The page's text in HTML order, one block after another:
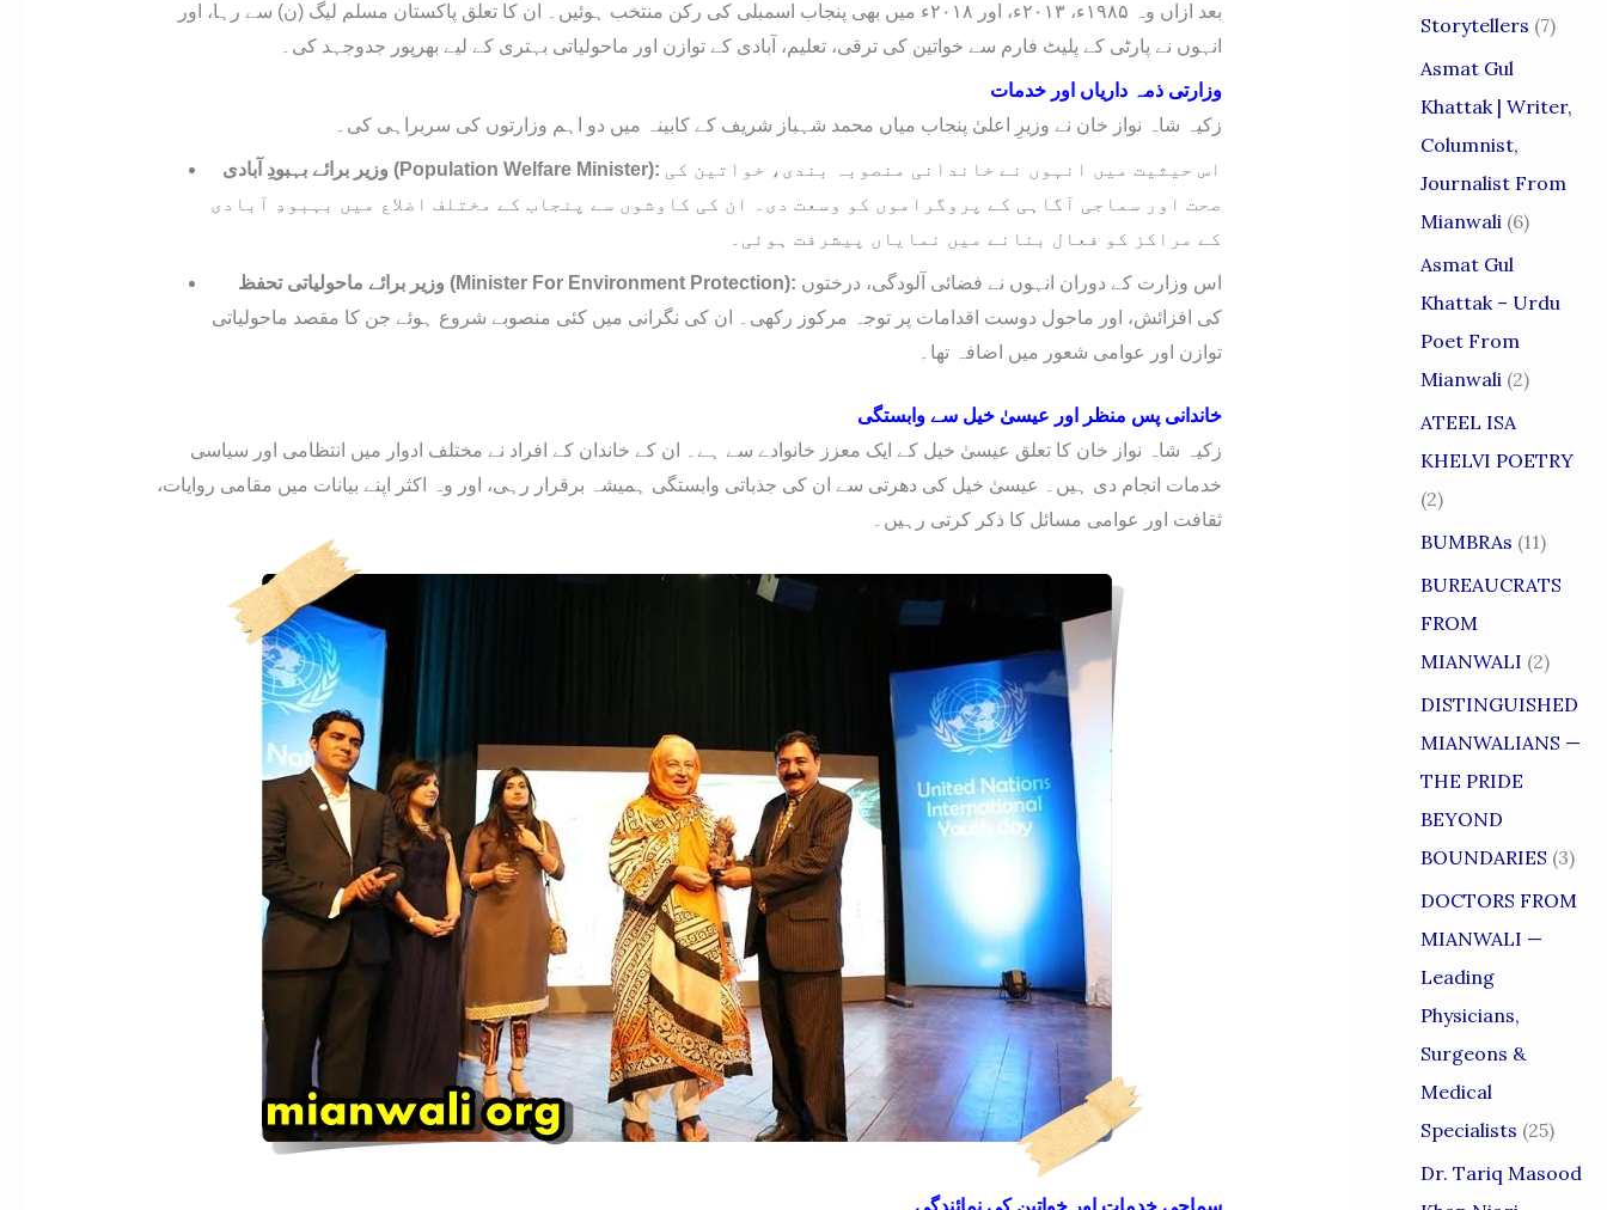
بعد ازاں وہ ۱۹۸۵ء، ۲۰۱۳ء، اور ۲۰۱۸ء میں بھی پنجاب اسمبلی کی رکن منتخب ہوئیں۔ ان کا تعلق پاکستان مسلم لیگ (ن) سے رہا، اور
انہوں نے پارٹی کے پلیٹ فارم سے خواتین کی ترقی، تعلیم، آبادی کے توازن اور ماحولیاتی بہتری کے لیے بھرپور جدوجہد کی۔
وزارتی ذمہ داریاں اور خدمات
زکیہ شاہ نواز خان نے وزیرِ اعلیٰ پنجاب میاں محمد شہباز شریف کے کابینہ میں دو اہم وزارتوں کی سربراہی کی۔
وزیر برائے بہبودِ آبادی (Population Welfare Minister):
صحت اور سماجی آگاہی کے پروگراموں کو وسعت دی۔ ان کی کاوشوں سے پنجاب کے مختلف اضلاع میں بہبودِ آبادی
کے مراکز کو فعال بنانے میں نمایاں پیشرفت ہوئی۔
وزیر برائے ماحولیاتی تحفظ (Minister For Environment Protection):
کی افزائش، اور ماحول دوست اقدامات پر توجہ مرکوز رکھی۔ ان کی نگرانی میں کئی منصوبے شروع ہوئے جن کا مقصد ماحولیاتی
توازن اور عوامی شعور میں اضافہ تھا۔
خاندانی پس منظر اور عیسیٰ خیل سے وابستگی
زکیہ شاہ نواز خان کا تعلق عیسیٰ خیل کے ایک معزز خانوادے سے ہے۔ ان کے خاندان کے افراد نے مختلف ادوار میں انتظامی اور سیاسی
خدمات انجام دی ہیں۔ عیسیٰ خیل کی دھرتی سے ان کی جذباتی وابستگی ہمیشہ برقرار رہی، اور وہ اکثر اپنے بیانات میں مقامی روایات،
ثقافت اور عوامی مسائل کا ذکر کرتی رہیں۔
Storytellers (7)
Asmat Gul
Khattak | Writer,
Columnist,
Journalist From
Mianwali (6)
Asmat Gul
Khattak – Urdu
Poet From
Mianwali (2)
ATEEL ISA
KHELVI POETRY
(2)
BUMBRAs (11)
BUREAUCRATS
FROM
MIANWALI (2)
DISTINGUISHED
MIANWALIANS —
THE PRIDE
BEYOND
BOUNDARIES (3)
DOCTORS FROM
MIANWALI —
Leading
Physicians,
Surgeons &
Medical
Specialists (25)
Dr. Tariq Masood